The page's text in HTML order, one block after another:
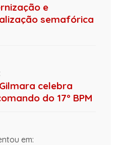
e
semafórica
celebra
do 17º BPM
em: